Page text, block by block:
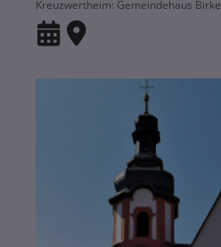
Kreuzwertheim Gemeindehaus